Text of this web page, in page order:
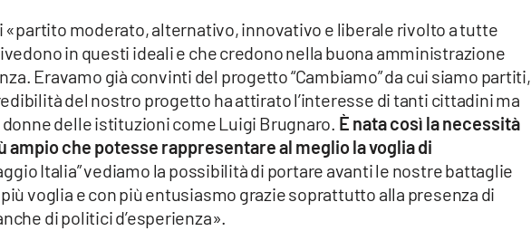
«partito moderato, alternativo, innovativo e liberale rivolto a tutte
in questi ideali e che credono nella buona amministrazione
Eravamo già convinti del progetto “Cambiamo” da cui siamo partiti,
del nostro progetto ha attirato l’interesse di tanti cittadini ma
delle istituzioni come Luigi Brugnaro. È nata così la necessità
ampio che potesse rappresentare al meglio la voglia di
Italia” vediamo la possibilità di portare avanti le nostre battaglie
voglia e con più entusiasmo grazie soprattutto alla presenza di
di politici d’esperienza».